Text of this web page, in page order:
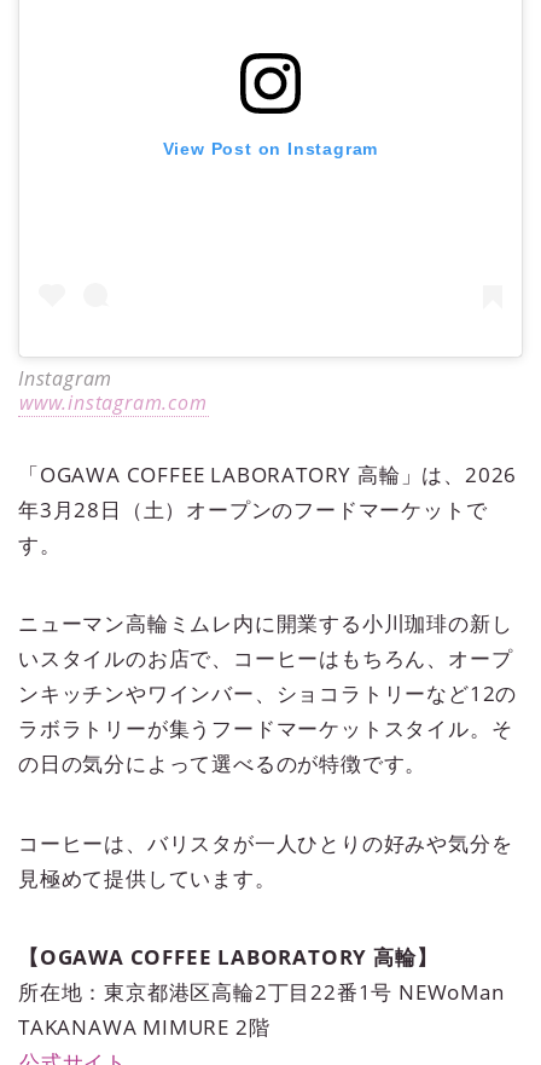
View Post on Instagram
Instagram
www.instagram.com
「OGAWA COFFEE LABORATORY 高輪」は、2026
年3月28日（土）オープンのフードマーケットで
す。
ニューマン高輪ミムレ内に開業する小川珈琲の新し
いスタイルのお店で、コーヒーはもちろん、オープ
ンキッチンやワインバー、ショコラトリーなど12の
ラボラトリーが集うフードマーケットスタイル。そ
の日の気分によって選べるのが特徴です。
コーヒーは、バリスタが一人ひとりの好みや気分を
見極めて提供しています。
【OGAWA COFFEE LABORATORY 高輪】
所在地：東京都港区高輪2丁目22番1号 NEWoMan
TAKANAWA MIMURE 2階